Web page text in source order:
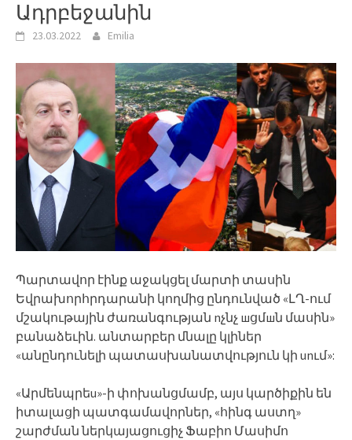
Ադրբեջանին
23.03.2022 Emilia
Պարտավոր էինք աջակցել մարտի տասին
Եվրախորհրդարանի կողմից ընդունված «ԼՂ-ում
մշակութային ժառանգության nչնչ шցմшն մասին»
բանաձեւին. անտարբեր մնալը կլիներ
«անընդունելի պատասխանատվություն կի unւմ»:
«Արմենպրեu»-ի փոխանցմամբ, այս կարծիքին են
իտալացի պատգամավորներ, «հինգ աստղ»
շարժման ներկայացուցիչ Ֆաբիո Մասիմո